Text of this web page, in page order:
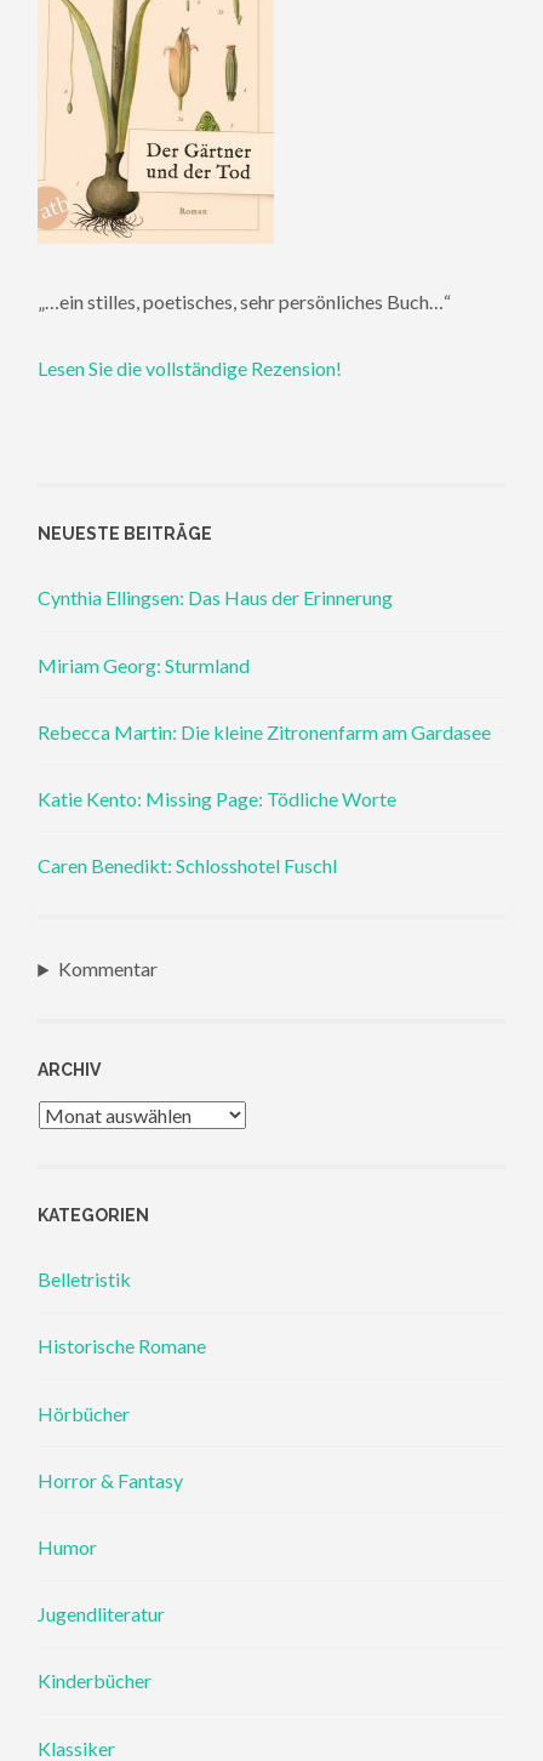
„…ein stilles, poetisches, sehr persönliches Buch…“
Lesen Sie die vollständige Rezension!
NEUESTE BEITRÄGE
Cynthia Ellingsen: Das Haus der Erinnerung
Miriam Georg: Sturmland
Rebecca Martin: Die kleine Zitronenfarm am Gardasee
Katie Kento: Missing Page: Tödliche Worte
Caren Benedikt: Schlosshotel Fuschl
Kommentar
ARCHIV
Archiv
KATEGORIEN
Belletristik
Historische Romane
Hörbücher
Horror & Fantasy
Humor
Jugendliteratur
Kinderbücher
Klassiker